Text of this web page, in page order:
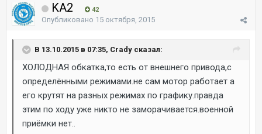
KA2 42
Опубликовано 15 октября, 2015
В 13.10.2015 в 07:35, Crady сказал:
ХОЛОДНАЯ обкатка,то есть от внешнего привода,с
определёнными режимами.не сам мотор работает а
его крутят на разных режимах по графику.правда
этим по ходу уже никто не заморачивается.военной
приёмки нет..